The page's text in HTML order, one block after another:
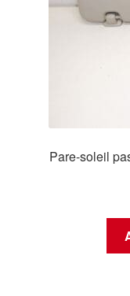
Pare-soleil